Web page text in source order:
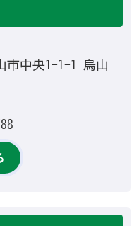
市中央1-1-1 烏山